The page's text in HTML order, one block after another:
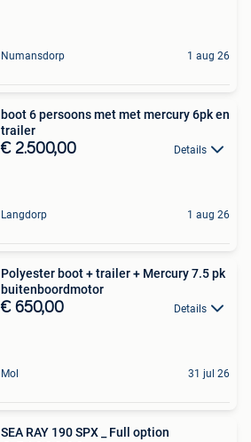
Numansdorp 1 aug 26
boot 6 persoons met met mercury 6pk en
trailer
€ 2.500,00 Details
Langdorp 1 aug 26
Polyester boot + trailer + Mercury 7.5 pk
buitenboordmotor
€ 650,00 Details
Mol 31 jul 26
SEA RAY 190 SPX _ Full option